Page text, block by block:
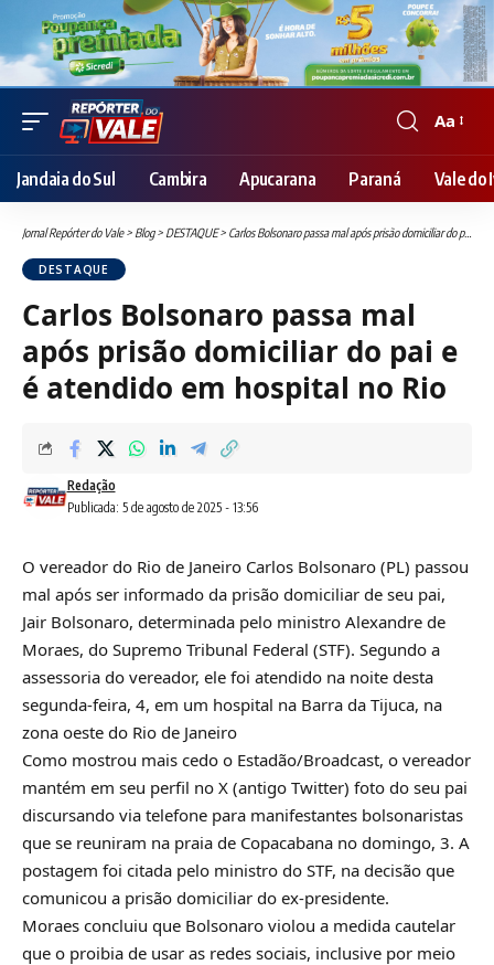
Font
Resizer
Aa
Jandaia do Sul Cambira Apucarana Paraná Vale do
Jornal Repórter do Vale> Blog> DESTAQUE> Carlos Bolsonaro passa mal após prisão domiciliar do pai e é atendido em hospital no Rio
DESTAQUE
Carlos Bolsonaro passa mal
após prisão domiciliar do pai e
é atendido em hospital no Rio
Publicada: 5 de agosto de 2025 - 13:56
Redação
O vereador do Rio de Janeiro Carlos Bolsonaro (PL) passou
mal após ser informado da prisão domiciliar de seu pai,
Jair Bolsonaro, determinada pelo ministro Alexandre de
Moraes, do Supremo Tribunal Federal (STF). Segundo a
assessoria do vereador, ele foi atendido na noite desta
segunda-feira, 4, em um hospital na Barra da Tijuca, na
zona oeste do Rio de Janeiro
Como mostrou mais cedo o Estadão/Broadcast, o vereador
mantém em seu perfil no X (antigo Twitter) foto do seu pai
discursando via telefone para manifestantes bolsonaristas
que se reuniram na praia de Copacabana no domingo, 3. A
postagem foi citada pelo ministro do STF, na decisão que
comunicou a prisão domiciliar do ex-presidente.
Moraes concluiu que Bolsonaro violou a medida cautelar
que o proibia de usar as redes sociais, inclusive por meio